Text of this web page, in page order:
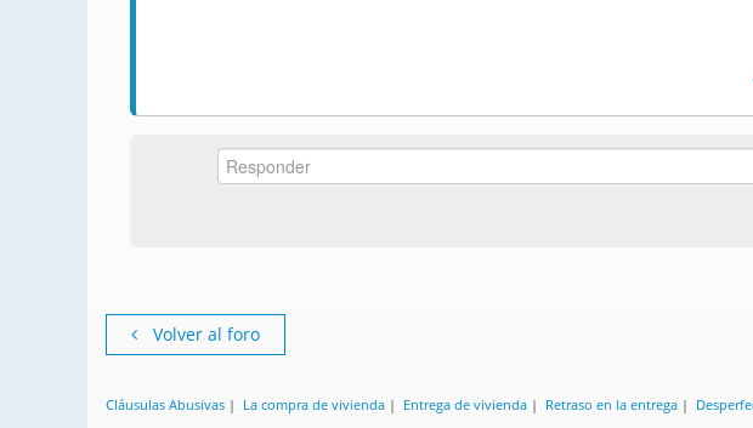
Volver al foro
Cláusulas Abusivas | La compra de vivienda | Entrega de vivienda | Retraso en la entrega |